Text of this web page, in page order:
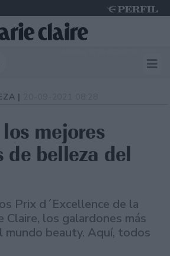
|
los mejores
de belleza del
Prix d´Excellence de la
Claire, los galardones más
beauty. Aquí, todos